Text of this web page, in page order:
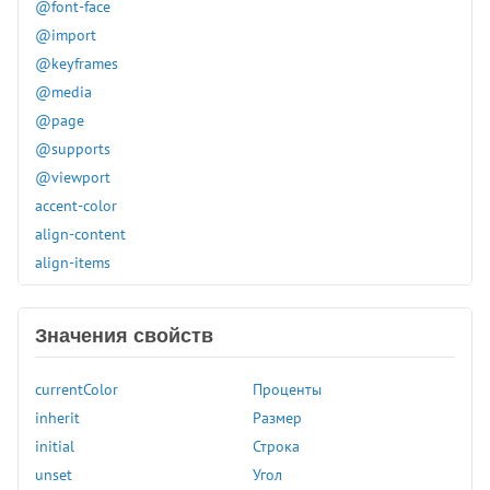
@font-face
@import
@keyframes
@media
@page
@supports
@viewport
accent-color
align-content
align-items
align-self
animation
Значения свойств
currentColor
inherit
initial
unset
Проценты
Размер
Строка
Угол